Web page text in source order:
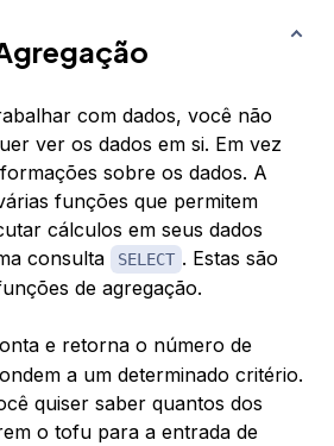
com dados, você não
ver os dados em si. Em vez
sobre os dados. A
funções que permitem
cálculos em seus dados
consulta
SELECT . Estas são
de agregação.
e retorna o número de
a um determinado critério.
quiser saber quantos dos
o tofu para a entrada de